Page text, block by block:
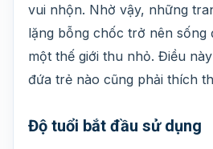
vui nhộn. Nhờ vậy, những
lặng bỗng chốc trở nên sống
một thế giới thu nhỏ. Điều
đứa trẻ nào cũng phải thích
Độ tuổi bắt đầu sử dụng